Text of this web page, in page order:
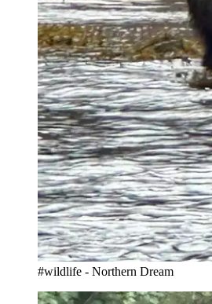
#wildlife - Northern Dream